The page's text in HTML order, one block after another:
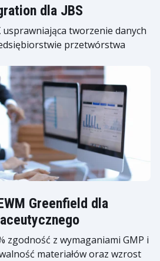
dla JBS
usprawniająca tworzenie danych
przetwórstwa
Greenfield dla
zgodność z wymaganiami GMP i
materiałów oraz wzrost